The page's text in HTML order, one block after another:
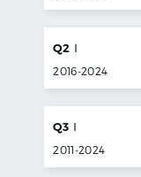
Q2 I
2016-2024
Q3 I
2011-2024